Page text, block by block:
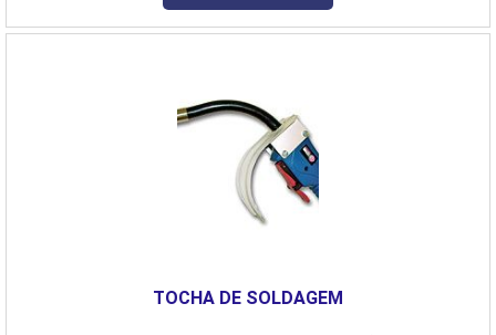
soldagem,Controle da temperatura. TIPOS DE SOLDA NO RAMO
TOCHA DE SOLDAGEM